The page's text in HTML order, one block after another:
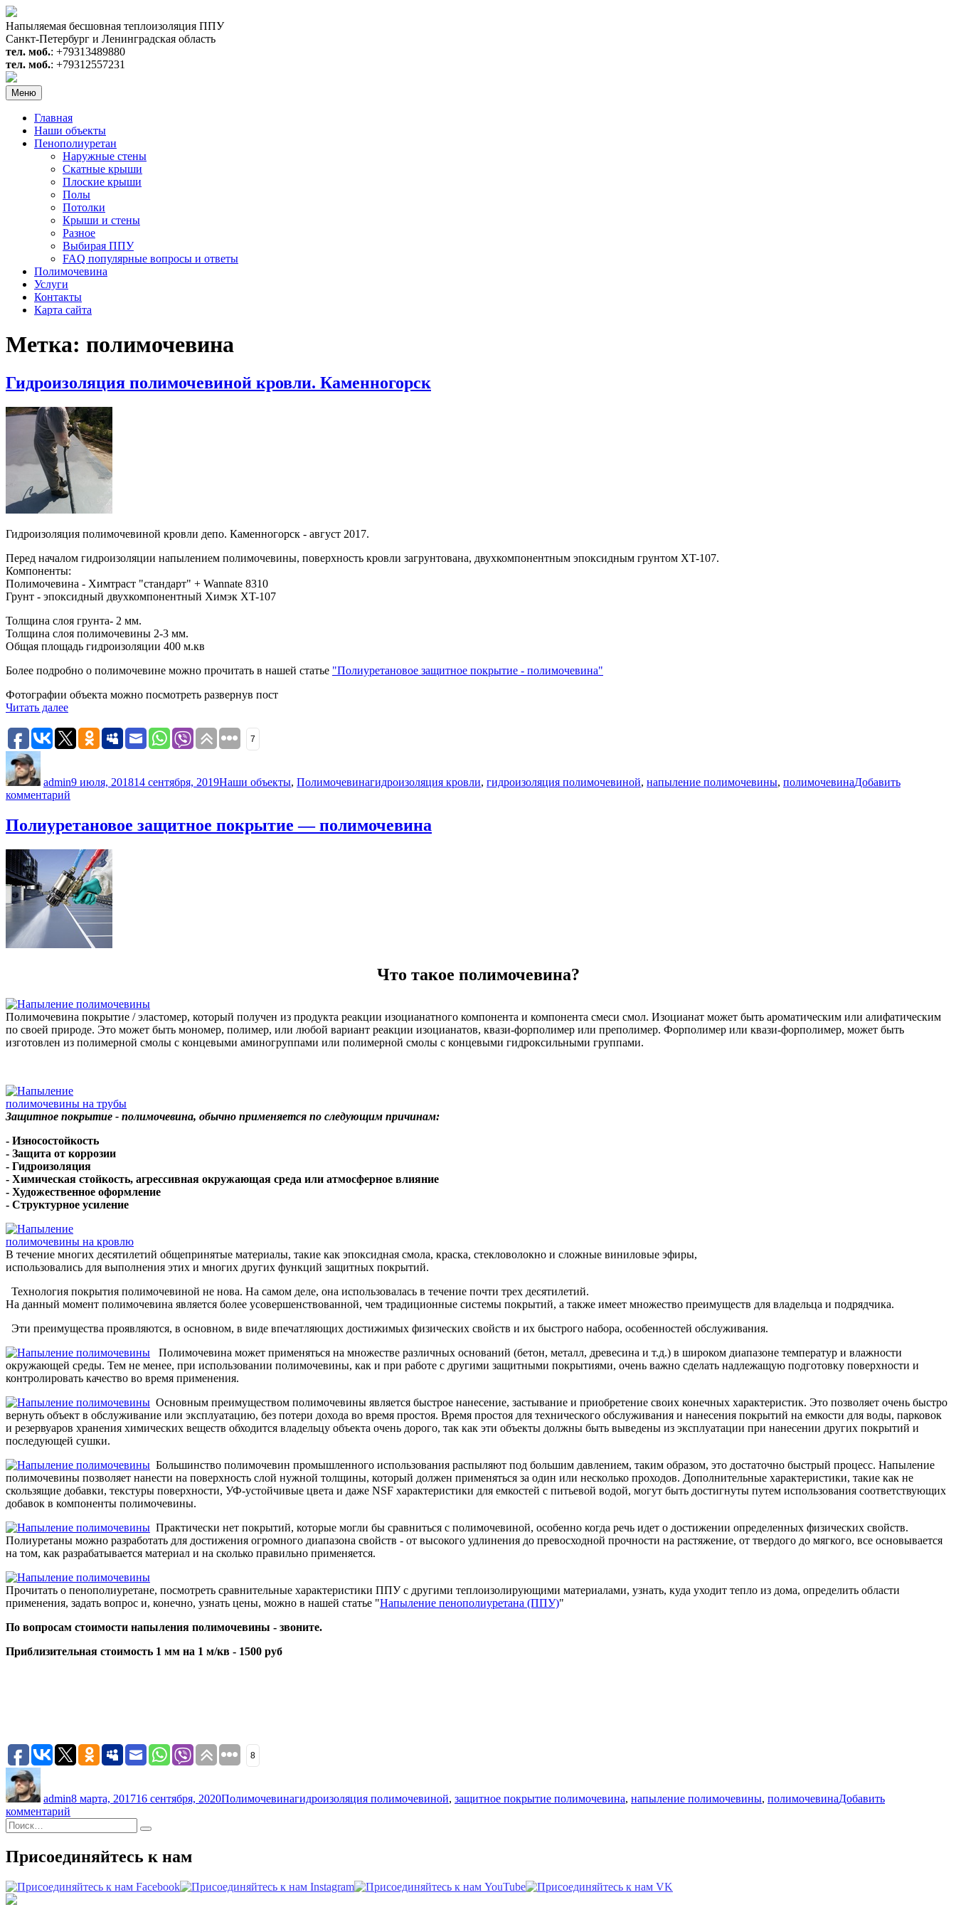
Перейти
к
содержимому
Напыляемая бесшовная теплоизоляция ППУ
Санкт-Петербург и Ленинградская область
тел. моб.: +79313489880
тел. моб.: +79312557231
Меню
Главная
Наши объекты
Пенополиуретан
Наружные стены
Скатные крыши
Плоские крыши
Полы
Потолки
Крыши и стены
Разное
Выбирая ППУ
FAQ популярные вопросы и ответы
Полимочевина
Услуги
Контакты
Карта сайта
Метка: полимочевина
Гидроизоляция полимочевиной кровли. Каменногорск
Гидроизоляция полимочевиной кровли депо. Каменногорск - август 2017.
Перед началом гидроизоляции напылением полимочевины, поверхность кровли загрунтована, двухкомпонентным эпоксидным грунтом XT-107.
Компоненты:
Полимочевина - Химтраст "стандарт" + Wannate 8310
Грунт - эпоксидный двухкомпонентный Химэк XT-107
Толщина слоя грунта- 2 мм.
Толщина слоя полимочевины 2-3 мм.
Общая площадь гидроизоляции 400 м.кв
Более подробно о полимочевине можно прочитать в нашей статье "Полиуретановое защитное покрытие - полимочевина"
Фотографии объекта можно посмотреть развернув пост
Читать далее«Гидроизоляция
кровли.
Каменногорск»
7
admin9 июля, 201814 сентября, 2019Наши объекты, Полимочевинагидроизоляция кровли, гидроизоляция полимочевиной, напыление полимочевины, полимочевинаДобавить
комментарий
полимочевиной
Каменногорск
Полиуретановое защитное покрытие — полимочевина
Что такое полимочевина?
Полимочевина покрытие / эластомер, который получен из продукта реакции изоцианатного компонента и компонента смеси смол. Изоцианат может быть ароматическим или алифатическим
по своей природе. Это может быть мономер, полимер, или любой вариант реакции изоцианатов, квази-форполимер или преполимер. Форполимер или квази-форполимер, может быть
изготовлен ​​из полимерной смолы с концевыми аминогруппами или полимерной смолы с концевыми гидроксильными группами.
Защитное покрытие - полимочевина, обычно применяется по следующим причинам:
- Износостойкость
- Защита от коррозии
- Гидроизоляция
- Химическая стойкость, агрессивная окружающая среда или атмосферное влияние
- Художественное оформление
- Структурное усиление
В течение многих десятилетий общепринятые материалы, такие как эпоксидная смола, краска, стекловолокно и сложные виниловые эфиры,
использовались для выполнения этих и многих других функций защитных покрытий.
Технология покрытия полимочевиной не нова. На самом деле, она использовалась в течение почти трех десятилетий.
На данный момент полимочевина является более усовершенствованной, чем традиционные системы покрытий, а также имеет множество преимуществ для владельца и подрядчика.
Эти преимущества проявляются, в основном, в виде впечатляющих достижимых физических свойств и их быстрого набора, особенностей обслуживания.
Полимочевина может применяться на множестве различных оснований (бетон, металл, древесина и т.д.) в широком диапазоне температур и влажности
окружающей среды. Тем не менее, при использовании полимочевины, как и при работе с другими защитными покрытиями, очень важно сделать надлежащую подготовку поверхности и
контролировать качество во время применения.
Основным преимуществом полимочевины является быстрое нанесение, застывание и приобретение своих конечных характеристик. Это позволяет очень быстро
вернуть объект в обслуживание или эксплуатацию, без потери дохода во время простоя. Время простоя для технического обслуживания и нанесения покрытий на емкости для воды, парковок
и резервуаров хранения химических веществ обходится владельцу объекта очень дорого, так как эти объекты должны быть выведены из эксплуатации при нанесении других покрытий и
последующей сушки.
Большинство полимочевин промышленного использования распыляют под большим давлением, таким образом, это достаточно быстрый процесс. Напыление
полимочевины позволяет нанести на поверхность слой нужной толщины, который должен применяться за один или несколько проходов. Дополнительные характеристики, такие как не
скользящие добавки, текстуры поверхности, УФ-устойчивые цвета и даже NSF характеристики для емкостей с питьевой водой, могут быть достигнуты путем использования соответствующих
добавок в компоненты полимочевины.
Практически нет покрытий, которые могли бы сравниться с полимочевиной, особенно когда речь идет о достижении определенных физических свойств.
Полиуретаны можно разработать для достижения огромного диапазона свойств - от высокого удлинения до превосходной прочности на растяжение, от твердого до мягкого, все основывается
на том, как разрабатывается материал и на сколько правильно применяется.
Прочитать о пенополиуретане, посмотреть сравнительные характеристики ППУ с другими теплоизолирующими материалами, узнать, куда уходит тепло из дома, определить области
применения, задать вопрос и, конечно, узнать цены, можно в нашей статье "Напыление пенополиуретана (ППУ)"
По вопросам стоимости напыления полимочевины - звоните.
Приблизительная стоимость 1 мм на 1 м/кв - 1500 руб
8
admin8 марта, 201716 сентября, 2020Полимочевинагидроизоляция полимочевиной, защитное покрытие полимочевина, напыление полимочевины, полимочевинаДобавить
комментарий
Полиуретановое
защитное
покрытие
полимочевина
Искать:
Поиск
Присоединяйтесь к нам